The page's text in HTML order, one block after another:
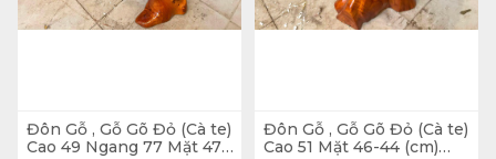
Đôn Gỗ , Gỗ Gõ Đỏ (Cà te)
Cao 49 Ngang 77 Mặt 47-
Đôn Gỗ , Gỗ Gõ Đỏ (Cà te)
Cao 51 Mặt 46-44 (cm)